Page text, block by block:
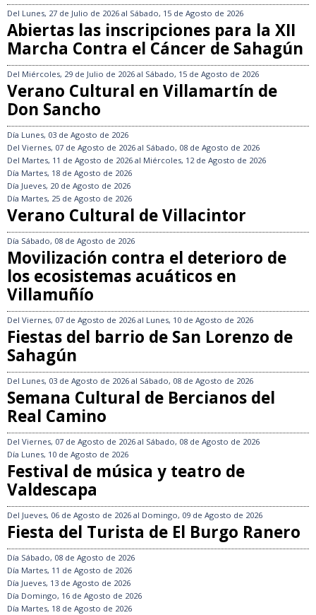
Del Lunes, 27 de Julio de 2026 al Sábado, 15 de Agosto de 2026
Abiertas las inscripciones para la XII
Marcha Contra el Cáncer de Sahagún
Del Miércoles, 29 de Julio de 2026 al Sábado, 15 de Agosto de 2026
Verano Cultural en Villamartín de
Don Sancho
Día Lunes, 03 de Agosto de 2026
Del Viernes, 07 de Agosto de 2026 al Sábado, 08 de Agosto de 2026
Del Martes, 11 de Agosto de 2026 al Miércoles, 12 de Agosto de 2026
Día Martes, 18 de Agosto de 2026
Día Jueves, 20 de Agosto de 2026
Día Martes, 25 de Agosto de 2026
Verano Cultural de Villacintor
Día Sábado, 08 de Agosto de 2026
Movilización contra el deterioro de
los ecosistemas acuáticos en
Villamuñío
Del Viernes, 07 de Agosto de 2026 al Lunes, 10 de Agosto de 2026
Fiestas del barrio de San Lorenzo de
Sahagún
Del Lunes, 03 de Agosto de 2026 al Sábado, 08 de Agosto de 2026
Semana Cultural de Bercianos del
Real Camino
Del Viernes, 07 de Agosto de 2026 al Sábado, 08 de Agosto de 2026
Día Lunes, 10 de Agosto de 2026
Festival de música y teatro de
Valdescapa
Del Jueves, 06 de Agosto de 2026 al Domingo, 09 de Agosto de 2026
Fiesta del Turista de El Burgo Ranero
Día Sábado, 08 de Agosto de 2026
Día Martes, 11 de Agosto de 2026
Día Jueves, 13 de Agosto de 2026
Día Domingo, 16 de Agosto de 2026
Día Martes, 18 de Agosto de 2026